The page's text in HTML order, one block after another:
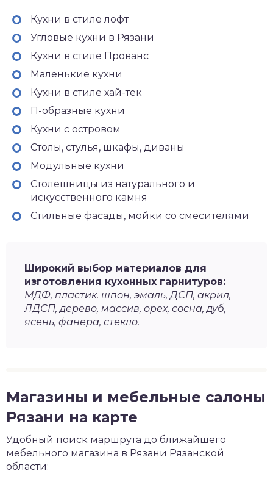
Кухни в стиле лофт
Угловые кухни в Рязани
Кухни в стиле Прованс
Маленькие кухни
Кухни в стиле хай-тек
П-образные кухни
Кухни с островом
Столы, стулья, шкафы, диваны
Модульные кухни
Столешницы из натурального и
искусственного камня
Стильные фасады, мойки со смесителями
Широкий выбор материалов для
изготовления кухонных гарнитуров:
МДФ, пластик. шпон, эмаль, ДСП, акрил,
ЛДСП, дерево, массив, орех, сосна, дуб,
ясень, фанера, стекло.
Магазины и мебельные салоны
Рязани на карте
Удобный поиск маршрута до ближайшего
мебельного магазина в Рязани Рязанской
области: